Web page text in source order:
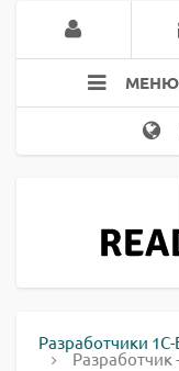
МЕНЮ
Разработчики
Разработчик